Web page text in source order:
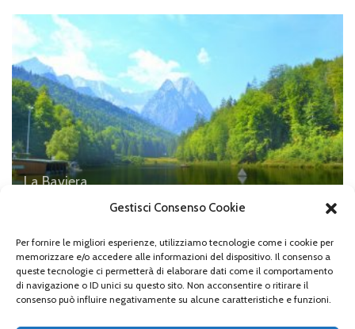
Gestisci Consenso Cookie
Per fornire le migliori esperienze, utilizziamo tecnologie come i cookie per
memorizzare e/o accedere alle informazioni del dispositivo. Il consenso a
queste tecnologie ci permetterà di elaborare dati come il comportamento
di navigazione o ID unici su questo sito. Non acconsentire o ritirare il
consenso può influire negativamente su alcune caratteristiche e funzioni.
La Baviera
Lascia un commento